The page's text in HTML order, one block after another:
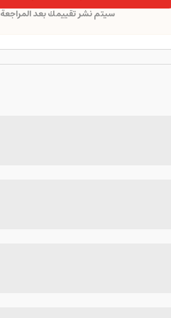
سيتم نشر تقييمك بعد المراجعة